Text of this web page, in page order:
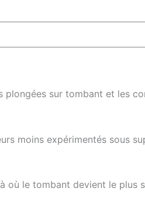
plongées sur tombant et les
moins expérimentés sous
où le tombant devient le plus